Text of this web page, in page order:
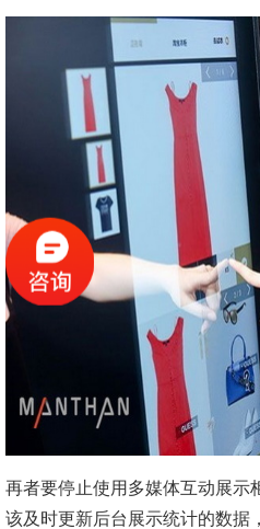
再者要停止使用多媒体互动展示
该及时更新后台展示统计的数据